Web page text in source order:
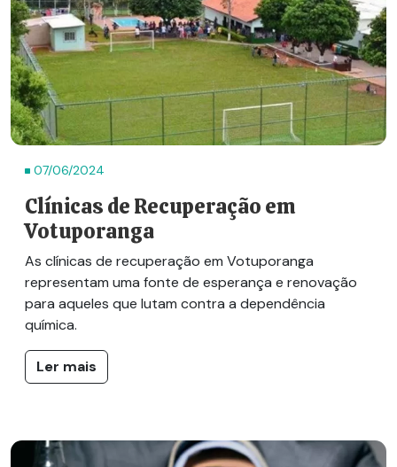
07/06/2024
Clínicas de Recuperação em
Votuporanga
As clínicas de recuperação em Votuporanga
representam uma fonte de esperança e renovação
para aqueles que lutam contra a dependência
química.
Ler mais